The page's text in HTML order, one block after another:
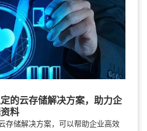
的云存储解决方案，助力企
料
存储解决方案，可以帮助企业高效